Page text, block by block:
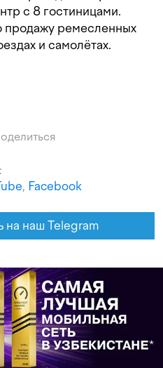
с 8 гостиницами.
продажу ремесленных
и самолётах.
, Facebook
на наш Telegram